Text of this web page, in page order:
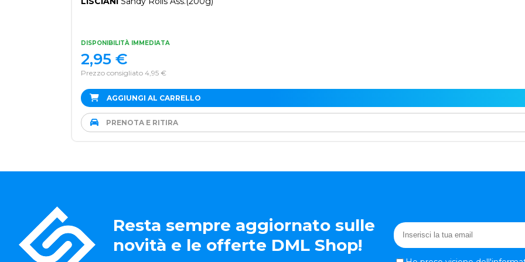
DISPONIBILITÀ IMMEDIATA
Prezzo consigliato 4,95 €
2,95 €
AGGIUNGI AL CARRELLO
PRENOTA E RITIRA
Resta sempre aggiornato sulle
novità e le offerte DML Shop!